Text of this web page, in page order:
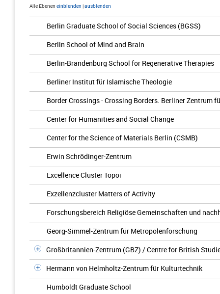
Alle Ebenen einblenden |ausblenden
Berlin Graduate School of Social Sciences (BGSS)
Berlin School of Mind and Brain
Berlin-Brandenburg School for Regenerative Therapies
Berliner Institut für Islamische Theologie
Border Crossings - Crossing Borders. Berliner Zentrum
Center for Humanities and Social Change
Center for the Science of Materials Berlin (CSMB)
Erwin Schrödinger-Zentrum
Excellence Cluster Topoi
Exzellenzcluster Matters of Activity
Forschungsbereich Religiöse Gemeinschaften und
Georg-Simmel-Zentrum für Metropolenforschung
Großbritannien-Zentrum (GBZ) / Centre for British
Hermann von Helmholtz-Zentrum für Kulturtechnik
Humboldt Graduate School